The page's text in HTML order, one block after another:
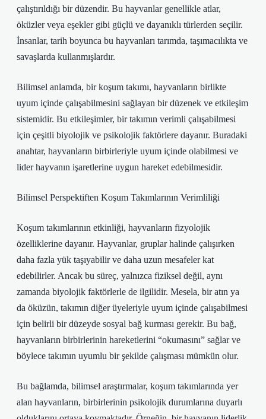
çalıştırıldığı bir düzendir. Bu hayvanlar genellikle atlar,
öküzler veya eşekler gibi güçlü ve dayanıklı türlerden seçilir.
İnsanlar, tarih boyunca bu hayvanları tarımda, taşımacılıkta ve
savaşlarda kullanmışlardır.
Bilimsel anlamda, bir koşum takımı, hayvanların birlikte
uyum içinde çalışabilmesini sağlayan bir düzenek ve etkileşim
sistemidir. Bu etkileşimler, bir takımın verimli çalışabilmesi
için çeşitli biyolojik ve psikolojik faktörlere dayanır. Buradaki
anahtar, hayvanların birbirleriyle uyum içinde olabilmesi ve
lider hayvanın işaretlerine uygun hareket edebilmesidir.
Bilimsel Perspektiften Koşum Takımlarının Verimliliği
Koşum takımlarının etkinliği, hayvanların fizyolojik
özelliklerine dayanır. Hayvanlar, gruplar halinde çalışırken
daha fazla yük taşıyabilir ve daha uzun mesafeler kat
edebilirler. Ancak bu süreç, yalnızca fiziksel değil, aynı
zamanda biyolojik faktörlerle de ilgilidir. Mesela, bir atın ya
da öküzün, takımın diğer üyeleriyle uyum içinde çalışabilmesi
için belirli bir düzeyde sosyal bağ kurması gerekir. Bu bağ,
hayvanların birbirlerinin hareketlerini “okumasını” sağlar ve
böylece takımın uyumlu bir şekilde çalışması mümkün olur.
Bu bağlamda, bilimsel araştırmalar, koşum takımlarında yer
alan hayvanların, birbirlerinin psikolojik durumlarına duyarlı